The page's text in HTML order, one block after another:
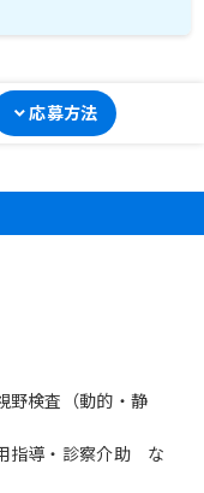
応募方法
野検査（動的・静
指導・診察介助 な